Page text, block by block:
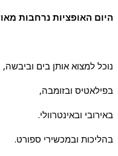
היום האופציות נרחבות
נוכל למצוא אותן בים וביבשה,
בפילאטיס ובזומבה,
באירובי ובאינטרוולי.
בהליכות ובמכשירי ספורט.